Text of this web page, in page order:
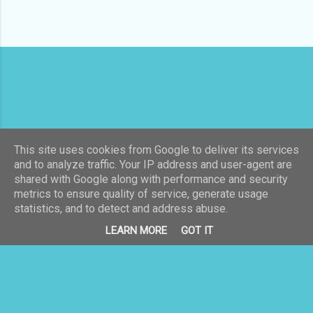
Con la tecnología de Blogger
Imágenes del tema: Radius Images
Creado el 01/07/2013. La propietaria de este blog es Violeta Sáez. Todos los derechos
This site uses cookies from Google to deliver its services
and to analyze traffic. Your IP address and user-agent are
shared with Google along with performance and security
metrics to ensure quality of service, generate usage
statistics, and to detect and address abuse.
LEARN MORE GOT IT